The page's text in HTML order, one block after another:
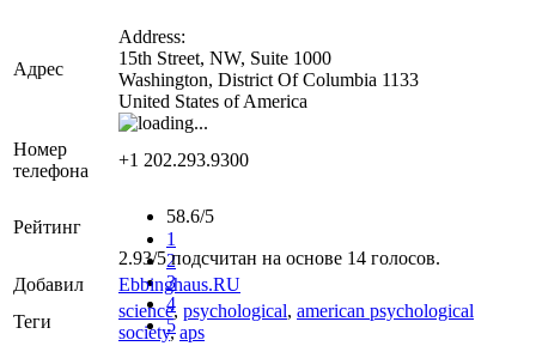
Адрес
Address:
15th Street, NW, Suite 1000
Washington, District Of Columbia 1133
United States of America
Номер
телефона
+1 202.293.9300
Рейтинг
58.6/5
1
2
3
4
5
2.93/5подсчитан на основе 14 голосов.
Добавил
Ebbinghaus.RU
Теги
science, psychological, american psychological
society,aps